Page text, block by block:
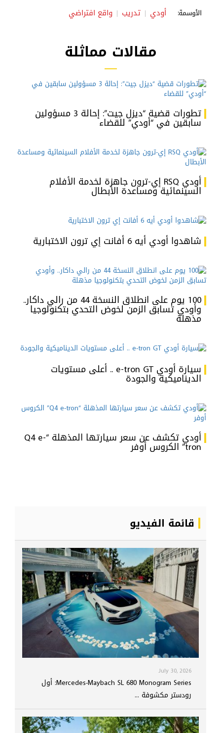
الأوسمة: أودي تدريب واقع افتراضي
مقالات مماثلة
تطورات قضية “ديزل جيت”: إحالة 3 مسؤولين
سابقين في “أودي” للقضاء
أودي RSQ إي-ترون جاهزة لخدمة الأفلام
السينمائية ومساعدة الأبطال
شاهدوا أودي أيه 6 أفانت إي ترون الاختبارية
100 يوم على انطلاق النسخة 44 من رالي داكار..
وأودي تسابق الزمن لخوض التحدي بتكنولوجيا
مذهلة
سيارة أودي e-tron GT .. أعلى مستويات
الديناميكية والجودة
أودي تكشف عن سعر سيارتها المذهلة “Q4 e-
tron” الكروس أوفر
قائمة الفيديو
July 30, 2026
Mercedes-Maybach SL 680 Monogram Series: أول
رودستر مكشوفة ...